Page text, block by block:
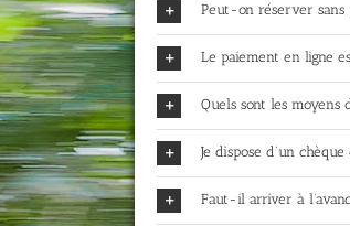
Peut-on réserver sans
Le paiement en ligne
Quels sont les moyens
Je dispose d’un
Faut-il arriver à